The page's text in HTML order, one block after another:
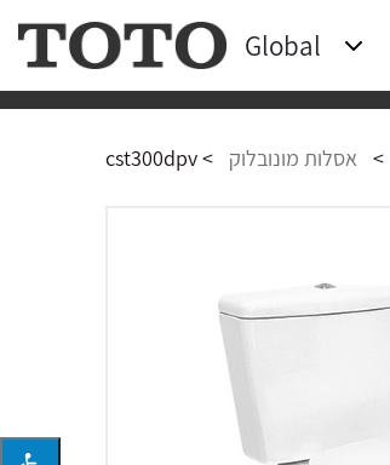
Global
> אסלות מונובלוק >
cst300dpv